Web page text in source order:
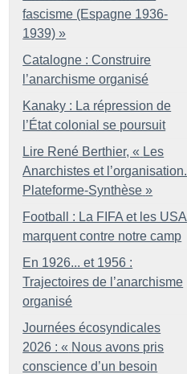
fascisme (Espagne 1936-
1939) »
Catalogne : Construire
l’anarchisme organisé
Kanaky : La répression de
l’État colonial se poursuit
Lire René Berthier, « Les
Anarchistes et l’organisation.
Plateforme-Synthèse »
Football : La FIFA et les USA
marquent contre notre camp
En 1926... et 1956 :
Trajectoires de l’anarchisme
organisé
Journées écosyndicales
2026 : « Nous avons pris
conscience d’un besoin